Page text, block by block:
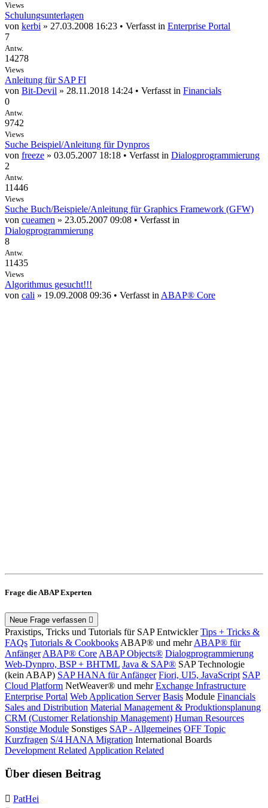
Views
Schulungsunterlagen
von kerbi » 27.03.2008 16:23 • Verfasst in Enterprise Portal
7
Antw.
14278
Views
Anleitung für SAP FI
von Bit-Devil » 28.11.2018 14:24 • Verfasst in Financials
0
Antw.
9742
Views
Suche Beispiel/Anleitung für Dynpros
von freeze » 03.05.2007 18:18 • Verfasst in Dialogprogrammierung
2
Antw.
11446
Views
Suche Buch/Beispiele/Anleitung für Graphics Framework (GFW)
von cueamen » 23.05.2007 09:08 • Verfasst in
Dialogprogrammierung
8
Antw.
11435
Views
Algorithmus gesucht!!!
von cali » 19.09.2008 09:36 • Verfasst in ABAP® Core
Frage die ABAP Experten
Neue Frage verfassen
Praxistips, Tricks und Tutorials für SAP Entwickler Tips + Tricks &
FAQs Tutorials & CookbooksABAP® und mehrABAP® für
AnfängerABAP® CoreABAP Objects® Dialogprogrammierung
Web-Dynpro, BSP + BHTML Java & SAP® SAP Technologie
(kein ABAP) SAP HANA für Anfänger Fiori, UI5, JavaScript SAP
Cloud Platform NetWeaver® und mehr Exchange Infrastructure
Enterprise Portal Web Application Server Basis Module Financials
Sales and Distribution Material Management & Produktionsplanung
CRM (Customer Relationship Management) Human Resources
Sonstige Module Sonstiges SAP - Allgemeines OFF Topic
Kurzfragen S/4 HANA Migration International Boards
Development RelatedApplication Related
Über diesen Beitrag
PatHei